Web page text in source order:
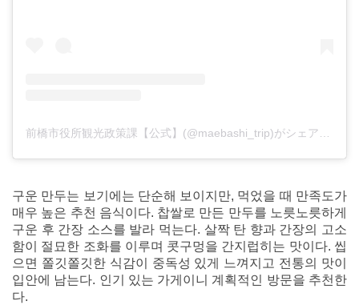
구운 만두는 보기에는 단순해 보이지만, 먹었을 때 만족도가
매우 높은 추천 음식이다. 찹쌀로 만든 만두를 노릇노릇하게
구운 후 간장 소스를 발라 먹는다. 살짝 탄 향과 간장의 고소
함이 절묘한 조화를 이루며 콧구멍을 간지럽히는 맛이다. 씹
으면 쫄깃쫄깃한 식감이 중독성 있게 느껴지고 전통의 맛이
입안에 남는다. 인기 있는 가게이니 계획적인 방문을 추천한
다.